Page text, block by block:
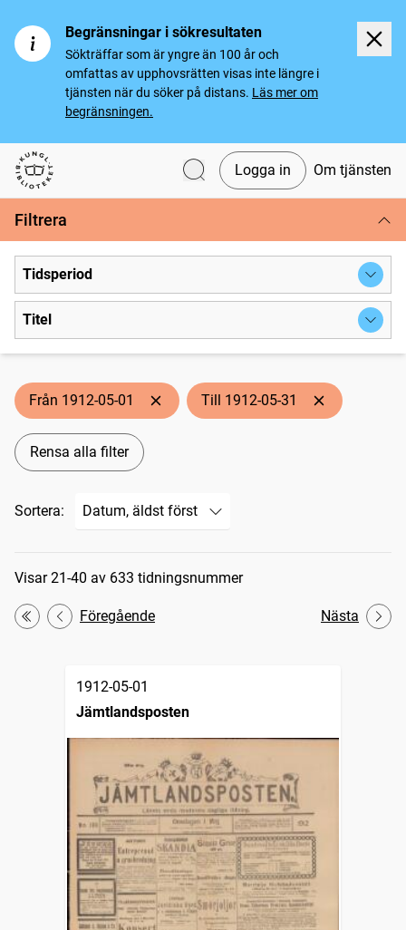
Begränsningar i sökresultaten
Sökträffar som är yngre än 100 år och
omfattas av upphovsrätten visas inte längre i
tjänsten när du söker på distans. Läs mer om
begränsningen.
Svenska tidningar
Logga in Om tjänsten
Filtrera
Tidsperiod
Titel
Från 1912-05-01 Till 1912-05-31
Rensa alla filter
Sortera:
Sökresultat
Visar 21-40 av 633 tidningsnummer
Första
Föregående Nästa
1912-05-01
Jämtlandsposten